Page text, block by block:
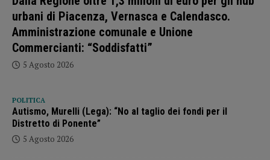
urbani di Piacenza, Vernasca e Calendasco.
Amministrazione comunale e Unione
Commercianti: “Soddisfatti”
5 Agosto 2026
POLITICA
Autismo, Murelli (Lega): “No al taglio dei fondi per il
Distretto di Ponente”
5 Agosto 2026